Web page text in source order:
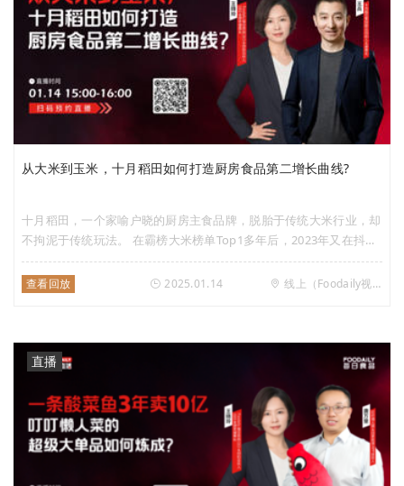
从大米到玉米，十月稻田如何打造厨房食品第二增长曲线?
十月稻田，一个家喻户晓的厨房主食品牌，脱胎于传统大米行业，却
不拘泥于传统玩法。 在霸榜大米榜单Top1多年后，2023年又在抖音
上开始主推黄糯玉米，一个大家眼里再普通不过的初级农产品，不到
一年摇身一变成了抖音上热卖的明星单品。2024年1-5月，仅抖音的
15:00，Foodaily每日食品邀请到了十月稻田集团联合创始人&董事
查看回放 2025.01.14 线上（Foodaily视频号）
直播